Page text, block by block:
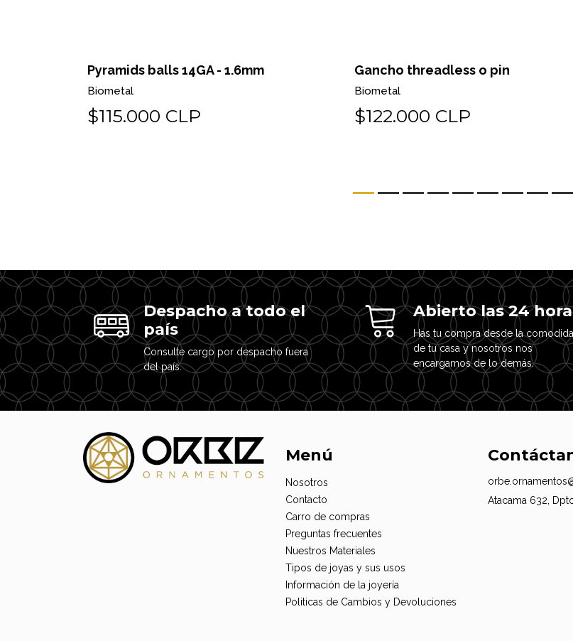
Pyramids balls 14GA - 1.6mm
Biometal
$115.000 CLP
Gancho threadless o pin
Biometal
$122.000 CLP
Despacho a todo el
país
Consulte cargo por despacho fuera
del país.
Abierto las 24
Has tu compra desde la
de tu casa y nosotros nos
encargamos de lo demás.
Menú
Nosotros
Contacto
Carro de compras
Preguntas frecuentes
Nuestros Materiales
Tipos de joyas y sus usos
Información de la joyería
Politicas de Cambios y Devoluciones
Atacama 632,